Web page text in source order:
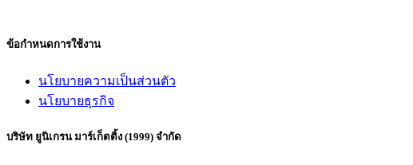
ข้อกำหนดการใช้งาน
นโยบายความเป็นส่วนตัว
นโยบายธุรกิจ
บริษัท ยูนิเกรน มาร์เก็ตติ้ง (1999) จำกัด